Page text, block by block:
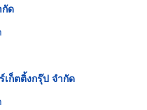
ด
ก็ตติ้งกรุ๊ป จำกัด